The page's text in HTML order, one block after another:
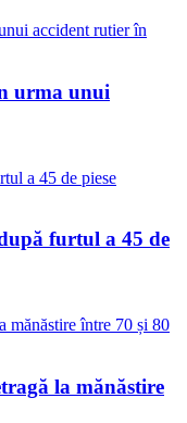
urma unui
furtul a 45 de
la mănăstire